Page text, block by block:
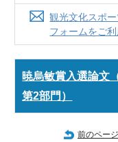
観光文化スポ
フォームをご利
暁烏敏賞入選論文
第2部門）
前のペー